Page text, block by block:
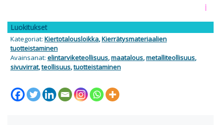
i
Luokitukset
Kategoriat: Kiertotalousloikka,Kierrätysmateriaalien
tuotteistaminen
Avainsanat: elintarviketeollisuus,maatalous,metalliteollisuus,
sivuvirrat,teollisuus,tuotteistaminen